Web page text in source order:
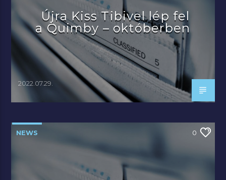
Újra Kiss Tibivel lép fel
a Quimby – októberben
2022.07.29.
NEWS 0